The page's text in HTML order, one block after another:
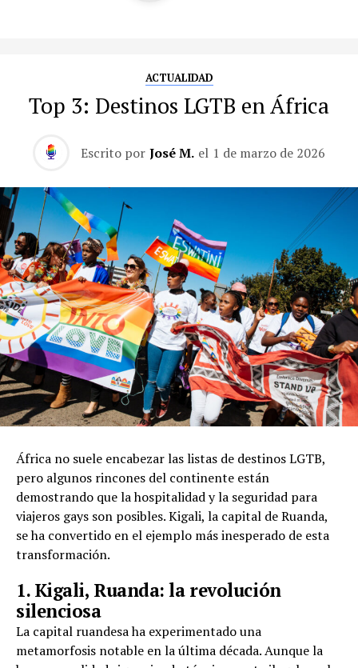
ACTUALIDAD
Top 3: Destinos LGTB en África
Escrito por José M. el 1 de marzo de 2026
África no suele encabezar las listas de destinos LGTB,
pero algunos rincones del continente están
demostrando que la hospitalidad y la seguridad para
viajeros gays son posibles. Kigali, la capital de Ruanda,
se ha convertido en el ejemplo más inesperado de esta
transformación.
1. Kigali, Ruanda: la revolución
silenciosa
La capital ruandesa ha experimentado una
metamorfosis notable en la última década. Aunque la